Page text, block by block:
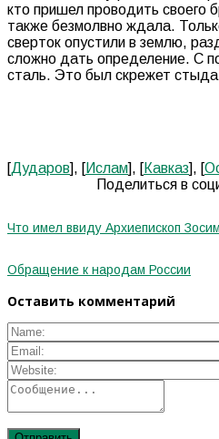
кто пришел проводить своего
также безмолвно ждала.
сверток опустили в землю,
сложно дать определение. С
сталь. Это был скрежет стыда
[Дударов], [Ислам], [Кавказ], [
Поделиться в
Что имел ввиду Архиепископ
Обращение к народам России
Оставить комментарий